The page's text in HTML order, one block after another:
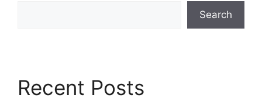
Search
Recent Posts